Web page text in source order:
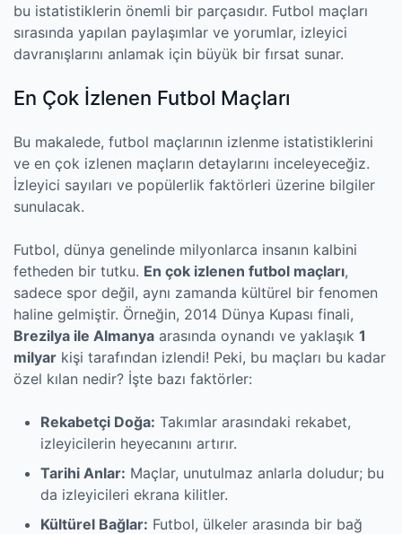
bu istatistiklerin önemli bir parçasıdır. Futbol maçları
sırasında yapılan paylaşımlar ve yorumlar, izleyici
davranışlarını anlamak için büyük bir fırsat sunar.
En Çok İzlenen Futbol Maçları
Bu makalede, futbol maçlarının izlenme istatistiklerini
ve en çok izlenen maçların detaylarını inceleyeceğiz.
İzleyici sayıları ve popülerlik faktörleri üzerine bilgiler
sunulacak.
Futbol, dünya genelinde milyonlarca insanın kalbini
fetheden bir tutku. En çok izlenen futbol maçları,
sadece spor değil, aynı zamanda kültürel bir fenomen
haline gelmiştir. Örneğin, 2014 Dünya Kupası finali,
Brezilya ile Almanya arasında oynandı ve yaklaşık 1
milyar kişi tarafından izlendi! Peki, bu maçları bu kadar
özel kılan nedir? İşte bazı faktörler:
Rekabetçi Doğa: Takımlar arasındaki rekabet,
izleyicilerin heyecanını artırır.
Tarihi Anlar: Maçlar, unutulmaz anlarla doludur; bu
da izleyicileri ekrana kilitler.
Kültürel Bağlar: Futbol, ülkeler arasında bir bağ